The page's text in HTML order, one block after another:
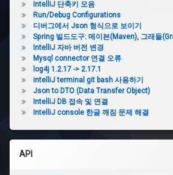
이
아
웃
초
기
화
이
클
립
스
축
키
IntelliJ 단축키 모음
Run/Debug Configurations
디버그에서 Json 형식으로 보이기
Spring 빌드도구: 메이븐(Maven), 그래들
IntelliJ 자바 버전 변경
Mysql connector 연결 오류
log4j 1.2.17 -> 2.17.1
intelliJ terminal git bash 사용하기
Json to DTO (Data Transfer Object)
IntelliJ DB 접속 및 연결
IntelliJ console 한글 깨짐 문제 해결
API